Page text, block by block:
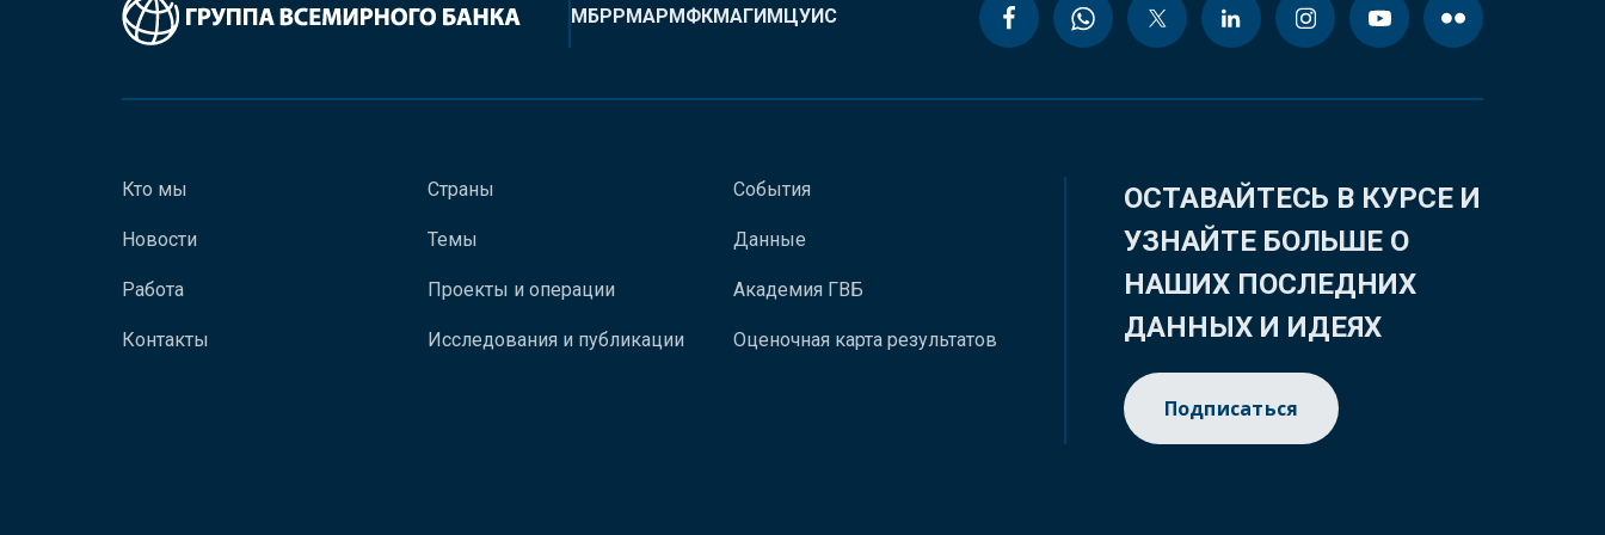
МБРРМАРМФКМАГИМЦУИС
Кто мы
Новости
Работа
Контакты
Страны
Темы
Проекты и операции
Исследования и публикации
События
Данные
Академия ГВБ
Оценочная карта результатов
ОСТАВАЙТЕСЬ В КУРСЕ И
УЗНАЙТЕ БОЛЬШЕ О
НАШИХ ПОСЛЕДНИХ
ДАННЫХ И ИДЕЯХ
Подписаться